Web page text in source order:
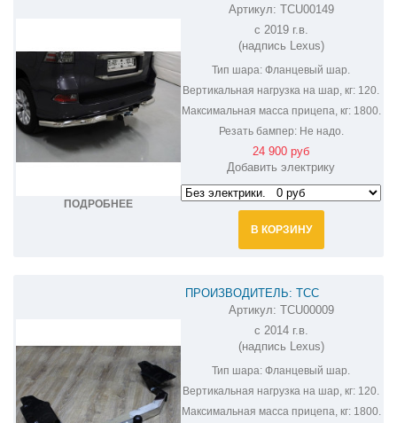
ПОДРОБНЕЕ
ФАРКОП НА LEXUS GX 460 TCU00149
Артикул: TCU00149
c 2019 г.в.
(надпись Lexus)
Тип шара: Фланцевый шар.
Вертикальная нагрузка на шар, кг: 120.
Максимальная масса прицепа, кг:1800.
Резать бампер:Не надо.
24 900 руб
Добавить электрику
В КОРЗИНУ
ПРОИЗВОДИТЕЛЬ: ТСС
ФАРКОП НА LEXUS GX 460 TCU00009
Артикул: TCU00009
c 2014 г.в.
(надпись Lexus)
Тип шара: Фланцевый шар.
Вертикальная нагрузка на шар, кг: 120.
Максимальная масса прицепа, кг:1800.